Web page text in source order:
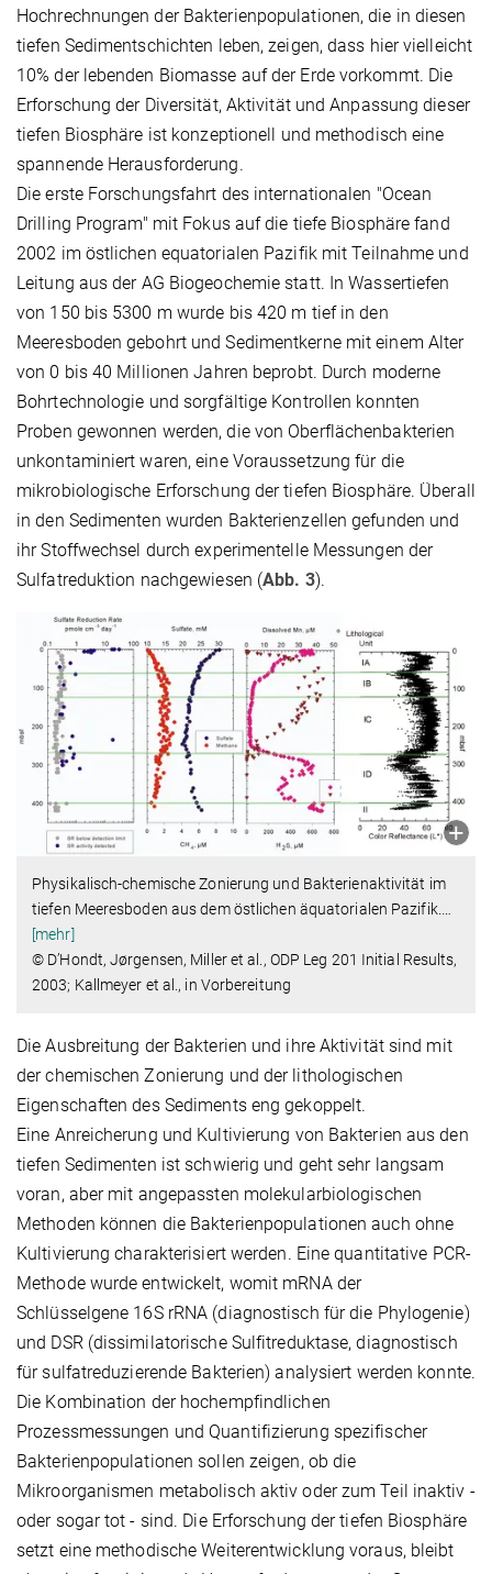
Hochrechnungen der Bakterienpopulationen, die in diesen
tiefen Sedimentschichten leben, zeigen, dass hier vielleicht
10% der lebenden Biomasse auf der Erde vorkommt. Die
Erforschung der Diversität, Aktivität und Anpassung dieser
tiefen Biosphäre ist konzeptionell und methodisch eine
spannende Herausforderung.
Die erste Forschungsfahrt des internationalen "Ocean
Drilling Program" mit Fokus auf die tiefe Biosphäre fand
2002 im östlichen equatorialen Pazifik mit Teilnahme und
Leitung aus der AG Biogeochemie statt. In Wassertiefen
von 150 bis 5300 m wurde bis 420 m tief in den
Meeresboden gebohrt und Sedimentkerne mit einem Alter
von 0 bis 40 Millionen Jahren beprobt. Durch moderne
Bohrtechnologie und sorgfältige Kontrollen konnten
Proben gewonnen werden, die von Oberflächenbakterien
unkontaminiert waren, eine Voraussetzung für die
mikrobiologische Erforschung der tiefen Biosphäre. Überall
in den Sedimenten wurden Bakterienzellen gefunden und
ihr Stoffwechsel durch experimentelle Messungen der
Sulfatreduktion nachgewiesen (Abb. 3).
Physikalisch-chemische Zonierung und Bakterienaktivität im
tiefen Meeresboden aus dem östlichen äquatorialen Pazifik.
[mehr]
© D’Hondt, Jørgensen, Miller et al., ODP Leg 201 Initial Results,
2003; Kallmeyer et al., in Vorbereitung
Die Ausbreitung der Bakterien und ihre Aktivität sind mit
der chemischen Zonierung und der lithologischen
Eigenschaften des Sediments eng gekoppelt.
Eine Anreicherung und Kultivierung von Bakterien aus den
tiefen Sedimenten ist schwierig und geht sehr langsam
voran, aber mit angepassten molekularbiologischen
Methoden können die Bakterienpopulationen auch ohne
Kultivierung charakterisiert werden. Eine quantitative PCR-
Methode wurde entwickelt, womit mRNA der
Schlüsselgene 16S rRNA (diagnostisch für die Phylogenie)
und DSR (dissimilatorische Sulfitreduktase, diagnostisch
für sulfatreduzierende Bakterien) analysiert werden konnte.
Die Kombination der hochempfindlichen
Prozessmessungen und Quantifizierung spezifischer
Bakterienpopulationen sollen zeigen, ob die
Mikroorganismen metabolisch aktiv oder zum Teil inaktiv -
oder sogar tot - sind. Die Erforschung der tiefen Biosphäre
setzt eine methodische Weiterentwicklung voraus, bleibt